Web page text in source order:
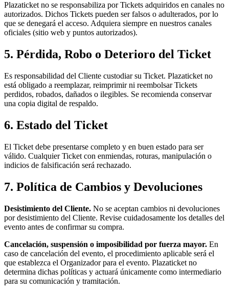
Plazaticket no se responsabiliza por Tickets adquiridos en canales no
autorizados. Dichos Tickets pueden ser falsos o adulterados, por lo
que se denegará el acceso. Adquiera siempre en nuestros canales
oficiales (sitio web y puntos autorizados).
5. Pérdida, Robo o Deterioro del Ticket
Es responsabilidad del Cliente custodiar su Ticket. Plazaticket no
está obligado a reemplazar, reimprimir ni reembolsar Tickets
perdidos, robados, dañados o ilegibles. Se recomienda conservar
una copia digital de respaldo.
6. Estado del Ticket
El Ticket debe presentarse completo y en buen estado para ser
válido. Cualquier Ticket con enmiendas, roturas, manipulación o
indicios de falsificación será rechazado.
7. Política de Cambios y Devoluciones
Desistimiento del Cliente. No se aceptan cambios ni devoluciones
por desistimiento del Cliente. Revise cuidadosamente los detalles del
evento antes de confirmar su compra.
Cancelación, suspensión o imposibilidad por fuerza mayor. En
caso de cancelación del evento, el procedimiento aplicable será el
que establezca el Organizador para el evento. Plazaticket no
determina dichas políticas y actuará únicamente como intermediario
para su comunicación y tramitación.